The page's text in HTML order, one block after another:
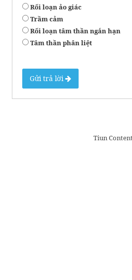
Rối loạn ảo giác
Trầm cảm
Rối loạn tâm thần ngắn hạn
Tâm thần phân liệt
Gửi trả lời
Tiun